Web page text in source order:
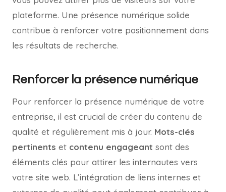
plateforme. Une présence numérique solide
contribue à renforcer votre positionnement dans
les résultats de recherche.
Renforcer la présence numérique
Pour renforcer la présence numérique de votre
entreprise, il est crucial de créer du contenu de
qualité et régulièrement mis à jour. Mots-clés
pertinents et contenu engageant sont des
éléments clés pour attirer les internautes vers
votre site web. L’intégration de liens internes et